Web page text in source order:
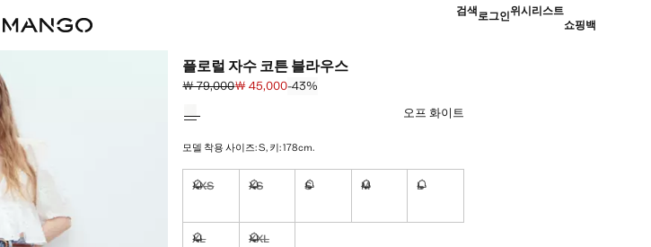
검색로그인위시리스트
쇼핑백
플로럴 자수 코튼 블라우스
초기 가격 취소선 [￦ 79,000 ]
￦ 79,000
현재 가격 [￦ 45,000 ]
￦ 45,000-43%
오프 화이트
모델 착용 사이즈: S, 키: 178cm.
XXS XS S M L
XL XXL